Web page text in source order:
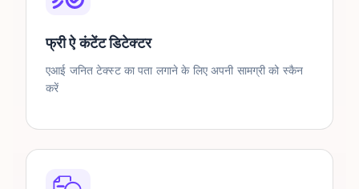
फ्री ऐ कंटेंट डिटेक्टर
एआई जनित टेक्स्ट का पता लगाने के लिए अपनी सामग्री को स्कैन
करें